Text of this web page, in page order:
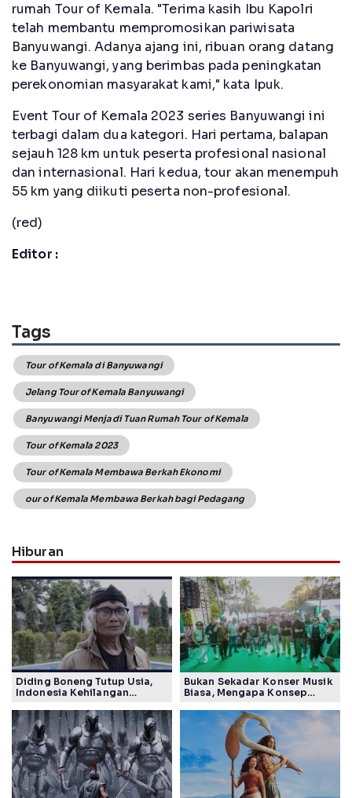
rumah Tour of Kemala. "Terima kasih Ibu Kapolri
telah membantu mempromosikan pariwisata
Banyuwangi. Adanya ajang ini, ribuan orang datang
ke Banyuwangi, yang berimbas pada peningkatan
perekonomian masyarakat kami," kata Ipuk.
Event Tour of Kemala 2023 series Banyuwangi ini
terbagi dalam dua kategori. Hari pertama, balapan
sejauh 128 km untuk peserta profesional nasional
dan internasional. Hari kedua, tour akan menempuh
55 km yang diikuti peserta non-profesional.
(red)
Editor :
Tags
Tour of Kemala di Banyuwangi
Jelang Tour of Kemala Banyuwangi
Banyuwangi Menjadi Tuan Rumah Tour of Kemala
Tour of Kemala 2023
Tour of Kemala Membawa Berkah Ekonomi
our of Kemala Membawa Berkah bagi Pedagang
Hiburan
Diding Boneng Tutup Usia,
Indonesia Kehilangan
Generasi
Bukan Sekadar Konser Musik
Biasa, Mengapa Konsep
Tuai Pujian Banyak Pihak